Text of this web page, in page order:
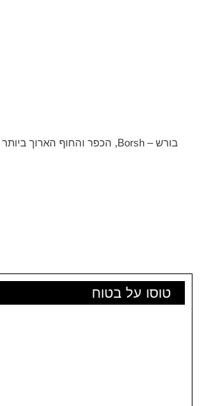
טוסו על בטוח
בורש – Borsh, הכפר והחוף הארוך ביותר בים היוני